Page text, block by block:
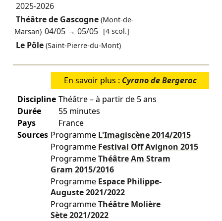
2025-2026
Théâtre de Gascogne(Mont-de-
Marsan) 04/05 →05/05 [4 scol.]
Le Pôle (Saint-Pierre-du-Mont)
En savoir plus : Cyrano de Bergerac
Discipline Théâtre – à partir de 5 ans
Durée
55 minutes
Pays
France
Sources Programme L'Imagiscène2014/2015
Programme Festival Off Avignon 2015
ProgrammeThéâtre Am Stram
Gram 2015/2016
Programme Espace Philippe-
Auguste2021/2022
ProgrammeThéâtre Molière
Sète2021/2022